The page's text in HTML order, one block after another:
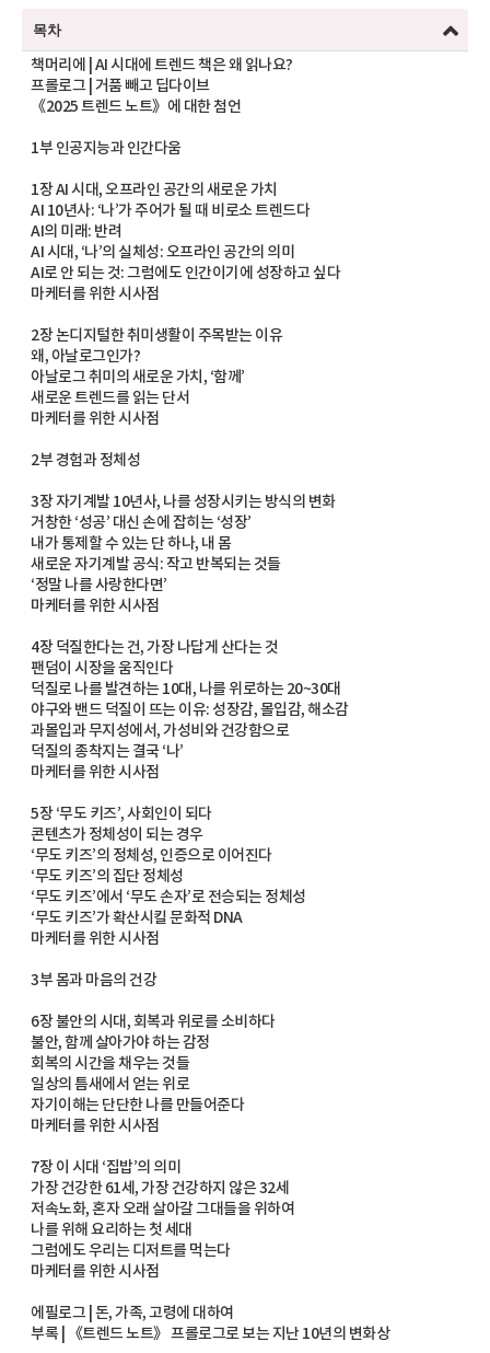
목차
책머리에 | AI 시대에 트렌드 책은 왜 읽나요?
프롤로그 | 거품 빼고 딥다이브
《2025 트렌드 노트》에 대한 첨언
1부 인공지능과 인간다움
1장 AI 시대, 오프라인 공간의 새로운 가치
AI 10년사: ‘나’가 주어가 될 때 비로소 트렌드다
AI의 미래: 반려
AI 시대, ‘나’의 실체성: 오프라인 공간의 의미
AI로 안 되는 것: 그럼에도 인간이기에 성장하고 싶다
마케터를 위한 시사점
2장 논디지털한 취미생활이 주목받는 이유
왜, 아날로그인가?
아날로그 취미의 새로운 가치, ‘함께’
새로운 트렌드를 읽는 단서
마케터를 위한 시사점
2부 경험과 정체성
3장 자기계발 10년사, 나를 성장시키는 방식의 변화
거창한 ‘성공’ 대신 손에 잡히는 ‘성장’
내가 통제할 수 있는 단 하나, 내 몸
새로운 자기계발 공식: 작고 반복되는 것들
‘정말 나를 사랑한다면’
마케터를 위한 시사점
4장 덕질한다는 건, 가장 나답게 산다는 것
팬덤이 시장을 움직인다
덕질로 나를 발견하는 10대, 나를 위로하는 20~30대
야구와 밴드 덕질이 뜨는 이유: 성장감, 몰입감, 해소감
과몰입과 무지성에서, 가성비와 건강함으로
덕질의 종착지는 결국 ‘나’
마케터를 위한 시사점
5장 ‘무도 키즈’, 사회인이 되다
콘텐츠가 정체성이 되는 경우
‘무도 키즈’의 정체성, 인증으로 이어진다
‘무도 키즈’의 집단 정체성
‘무도 키즈’에서 ‘무도 손자’로 전승되는 정체성
‘무도 키즈’가 확산시킬 문화적 DNA
마케터를 위한 시사점
3부 몸과 마음의 건강
6장 불안의 시대, 회복과 위로를 소비하다
불안, 함께 살아가야 하는 감정
회복의 시간을 채우는 것들
일상의 틈새에서 얻는 위로
자기이해는 단단한 나를 만들어준다
마케터를 위한 시사점
7장 이 시대 ‘집밥’의 의미
가장 건강한 61세, 가장 건강하지 않은 32세
저속노화, 혼자 오래 살아갈 그대들을 위하여
나를 위해 요리하는 첫 세대
그럼에도 우리는 디저트를 먹는다
마케터를 위한 시사점
에필로그 | 돈, 가족, 고령에 대하여
부록 | 《트렌드 노트》 프롤로그로 보는 지난 10년의 변화상